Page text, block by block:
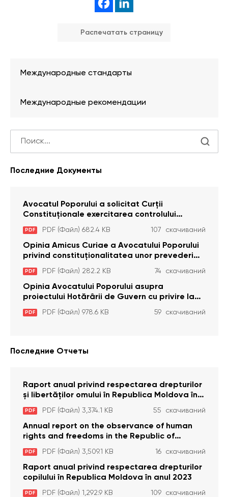
Распечатать страницу
Международные стандарты
Международные рекомендации
Последние Документы
Avocatul Poporului a solicitat Curţii
Constituţionale exercitarea controlului
constituţionalităţii unor prevederi cu privire la
plata alocației sociale de stat persoanelor
cu dizabilitați care sunt private de liberate
PDF PDF (Файл) 682.4 KB 107 скачиваний
Opinia Amicus Curiae a Avocatului Poporului
privind constituționalitatea unor prevederi
care interzic angajarea în organizațiile de
pază particulară a persoanelor condamnate
pentru comiterea cu intenție a unor infracțiuni
a fost luată în considerare de Curtea
Constituțională
PDF PDF (Файл) 282.2 KB 74 скачиваний
Opinia Avocatului Poporului asupra
proiectului Hotărârii de Guvern cu privire la
aprobarea proiectului de lege privind
activitatea sanitară veterinarăa
PDF PDF (Файл) 978.6 KB 59 скачиваний
Последние Отчеты
Raport anual privind respectarea drepturilor
și libertăților omului în Republica Moldova în
anul 2023
PDF PDF (Файл) 3,374.1 KB 55 скачиваний
Annual report on the observance of human
rights and freedoms in the Republic of
Moldova in 2023
PDF PDF (Файл) 3,509.1 KB 16 скачиваний
Raport anual privind respectarea drepturilor
copilului în Republica Moldova în anul 2023
PDF PDF (Файл) 1,292.9 KB 109 скачиваний